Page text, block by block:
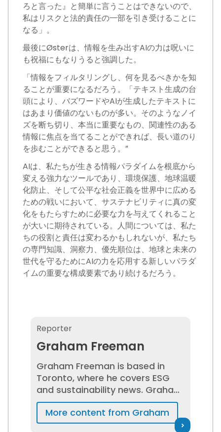
ろと言った』と簡単に言うことはできないので、
私はリスクと法的責任の一部を引き受けることに
なる」。
最後にØsterは、情報を生み出すAIの力は呪いに
も祝福にもなりうると強調した。
「情報をフィルタリングし、何を見るべきかを知
ることが重要になるだろう。「テキスト生成の台
頭により、バズワードやAIが生成したテキストに
はあまり価値のないものが多い。そのようなノイ
ズを断ち切り、本当に重要なもの、関連性のある
情報に焦点を当てることができれば、長い道のり
を歩むことができると思う。”
AIは、私たちが生きる情報パラダイムを根底から
変える強力なツールであり、環境保護、地球温暖
化防止、そして公平な社会正義を世界中に広める
ための戦いにおいて、サステナビリティに真の変
化をもたらすために必要な力を与えてくれること
が大いに期待されている。人間については、私た
ちの役割と責任は変わるかもしれないが、私たち
の専門知識、洞察力、優先順位は、地球と未来の
世代を守るためにAIの力を応用する新しいパラダ
イムの重要な構成要素であり続けるだろう。
Reporter
Graham Freeman
Graham Freeman is based in
Toronto, where he covers ESG
and sustainability news. Graham
has been a content and
technical writer in the
technology industry for more
More content from Graham